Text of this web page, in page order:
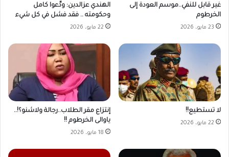
غير قابل للنفي..موسم العودة إلى
الخرطوم
23 مايو، 2026
الهندي عزالدين: ودِّعوا كامل
وحكومته .. فقد فشل في كل شيء
22 مايو، 2026
لا تستطيع!!
22 مايو، 2026
إنتزاع مقر الطلاب..رجالة ولاشنو؟!..
ياوالى الخرطوم !!
18 مايو، 2026